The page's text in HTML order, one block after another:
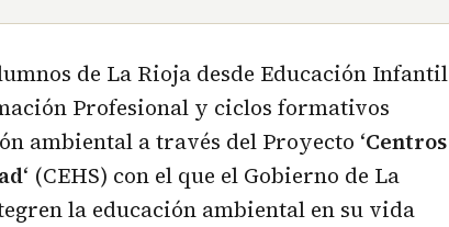
de La Rioja desde Educación Infantil
Profesional y ciclos formativos
ambiental a través del Proyecto ‘Centros
‘ (CEHS) con el que el Gobierno de La
la educación ambiental en su vida